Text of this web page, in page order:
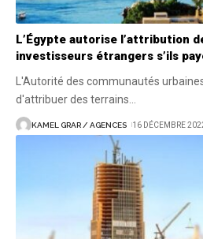
L’Égypte autorise l’attribution
investisseurs étrangers s’ils
L'Autorité des communautés
d'attribuer des terrains
KAMEL GRAR / AGENCES 16 DÉCEMBRE